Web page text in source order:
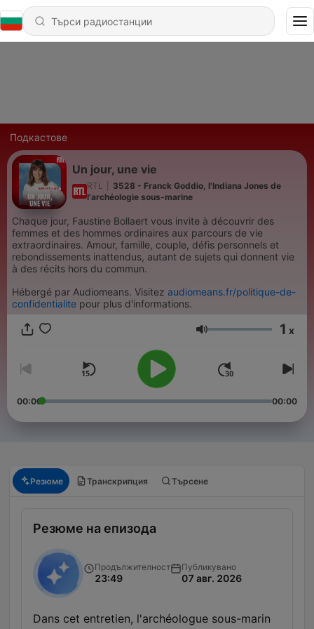
Подкастове
Un jour, une vie
RTL
3528 - Franck Goddio, l'Indiana Jones de
l'archéologie sous-marine
Chaque jour, Faustine Bollaert vous invite à découvrir des
femmes et des hommes ordinaires aux parcours de vie
extraordinaires. Amour, famille, couple, défis personnels et
rebondissements inattendus, autant de sujets qui donnent vie
à des récits hors du commun.
Hébergé par Audiomeans. Visitez audiomeans.fr/politique-de-
confidentialite pour plus d'informations.
Сила на звука
1 x
00:00 00:00
Резюме Транскрипция Търсене
Резюме на епизода
Продължителност
23:49
Публикувано
07 авг. 2026
Dans cet entretien, l'archéologue sous-marin